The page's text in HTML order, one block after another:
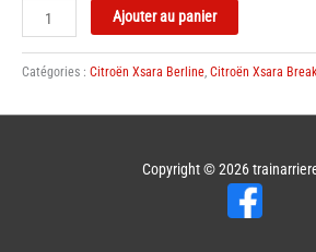
quantité
de
Rotule
de
Ajouter au panier
Catégories : Citroën Xsara Berline, Citroën Xsara Break
Copyright © 2026